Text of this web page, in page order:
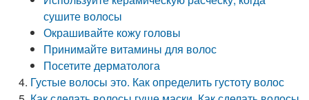
сушите волосы
Окрашивайте кожу головы
Принимайте витамины для волос
Посетите дерматолога
Густые волосы это. Как определить густоту волос